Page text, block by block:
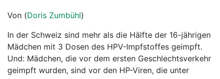
News
Ratgeber
Rubriken
Von (Doris Zumbühl)
In der Schweiz sind mehr als die Hälfte der 16-jährigen
Mädchen mit 3 Dosen des HPV-Impfstoffes geimpft.
Und: Mädchen, die vor dem ersten Geschlechtsverkehr
geimpft wurden, sind vor den HP-Viren, die unter